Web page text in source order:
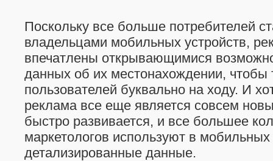
Поскольку все больше потребителей
владельцами мобильных устройств,
впечатлены открывающимися
данных об их местонахождении, чтобы
пользователей буквально на ходу. И
реклама все еще является совсем
быстро развивается, и все большее
маркетологов используют в
детализированные данные.